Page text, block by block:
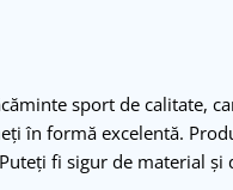
sport de calitate,
în formă excelentă.
fi sigur de material